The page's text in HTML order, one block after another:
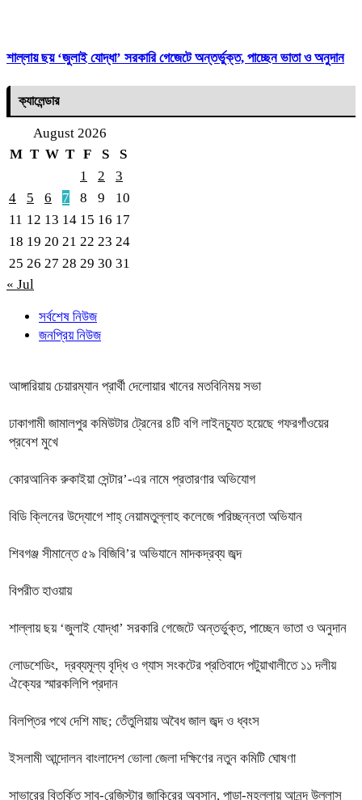
শাল্লায় ছয় ‘জুলাই যোদ্ধা’ সরকারি গেজেটে অন্তর্ভুক্ত, পাচ্ছেন ভাতা ও অনুদান
ক্যালেন্ডার
August 2026
M T W T F S
S
1
2
3
4
5 6 7 8 9
10
11 12 13 14 15 16 17
18 19 20 21 22 23 24
25 26 27 28 29 30 31
« Jul
সর্বশেষ নিউজ
জনপ্রিয় নিউজ
আঙ্গারিয়ায় চেয়ারম্যান প্রার্থী দেলোয়ার খানের মতবিনিময় সভা
ঢাকাগামী জামালপুর কমিউটার ট্রেনের ৪টি বগি লাইনচ্যুত হয়েছে গফরগাঁওয়ের
প্রবেশ মুখে
কোরআনিক রুকাইয়া সেন্টার’-এর নামে প্রতারণার অভিযোগ
বিডি ক্লিনের উদ্যোগে শাহ্ নেয়ামতুল্লাহ কলেজে পরিচ্ছন্নতা অভিযান
শিবগঞ্জ সীমান্তে ৫৯ বিজিবি’র অভিযানে মাদকদ্রব্য জব্দ
বিপরীত হাওয়ায়
শাল্লায় ছয় ‘জুলাই যোদ্ধা’ সরকারি গেজেটে অন্তর্ভুক্ত, পাচ্ছেন ভাতা ও অনুদান
লোডশেডিং, দ্রব্যমূল্য বৃদ্ধি ও গ্যাস সংকটের প্রতিবাদে পটুয়াখালীতে ১১ দলীয়
ঐক্যের স্মারকলিপি প্রদান
বিলপ্তির পথে দেশি মাছ; তেঁতুলিয়ায় অবৈধ জাল জব্দ ও ধ্বংস
ইসলামী আন্দোলন বাংলাদেশ ভোলা জেলা দক্ষিণের নতুন কমিটি ঘোষণা
সাভারের বিতর্কিত সাব-রেজিস্টার জাকিরের অবসান, পাড়া-মহল্লায় আনন্দ উল্লাস